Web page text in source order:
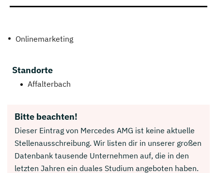
Onlinemarketing
Standorte
Affalterbach
Bitte beachten!
Dieser Eintrag von Mercedes AMG ist keine aktuelle
Stellenausschreibung. Wir listen dir in unserer großen
Datenbank tausende Unternehmen auf, die in den
letzten Jahren ein duales Studium angeboten haben.